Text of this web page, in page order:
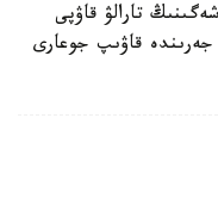
تارالۋ قاۋپى
جەرىندە قاۋىپ جوعارى